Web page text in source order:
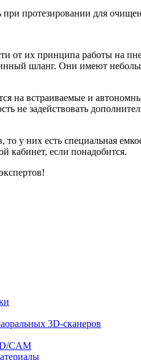
протезировании для
от их принципа работы на
шланг. Они имеют
на встраиваемые и
не задействовать
то у них есть специальная
кабинет, если понадобится.
3D-сканеров
CAM